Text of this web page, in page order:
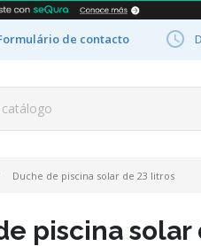
de contacto 
Duche de piscina solar de 23 litros
piscina solar